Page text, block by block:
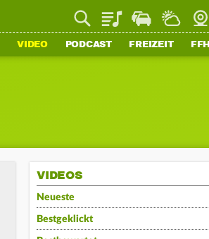
PlaylistStaupilotWetter
VIDEO PODCAST FREIZEIT
VIDEOS
Neueste
Bestgeklickt